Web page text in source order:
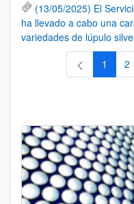
(13/05/2025) El
ha llevado a cabo una
variedades de lúpulo
Página
1 2